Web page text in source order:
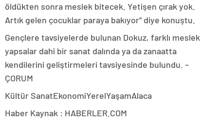
öldükten sonra meslek bitecek. Yetişen çırak yok.
Artık gelen çocuklar paraya bakıyor” diye konuştu.
Gençlere tavsiyelerde bulunan Dokuz, farklı meslek
yapsalar dahi bir sanat dalında ya da zanaatta
kendilerini geliştirmeleri tavsiyesinde bulundu. –
ÇORUM
Kültür SanatEkonomiYerelYaşamAlaca
Haber Kaynak : HABERLER.COM